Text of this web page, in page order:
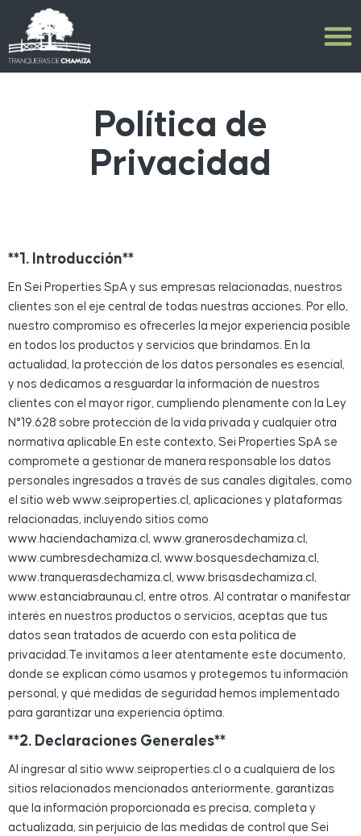
Política de
Privacidad
**1. Introducción**
En Sei Properties SpA y sus empresas relacionadas, nuestros
clientes son el eje central de todas nuestras acciones. Por ello,
nuestro compromiso es ofrecerles la mejor experiencia posible
en todos los productos y servicios que brindamos. En la
actualidad, la protección de los datos personales es esencial,
y nos dedicamos a resguardar la información de nuestros
clientes con el mayor rigor, cumpliendo plenamente con la Ley
N°19.628 sobre protección de la vida privada y cualquier otra
normativa aplicable.En este contexto, Sei Properties SpA se
compromete a gestionar de manera responsable los datos
personales ingresados a través de sus canales digitales, como
el sitio web www.seiproperties.cl, aplicaciones y plataformas
relacionadas, incluyendo sitios como
www.haciendachamiza.cl, www.granerosdechamiza.cl,
www.cumbresdechamiza.cl, www.bosquesdechamiza.cl,
www.tranquerasdechamiza.cl, www.brisasdechamiza.cl,
www.estanciabraunau.cl, entre otros. Al contratar o manifestar
interés en nuestros productos o servicios, aceptas que tus
datos sean tratados de acuerdo con esta política de
privacidad.Te invitamos a leer atentamente este documento,
donde se explican cómo usamos y protegemos tu información
personal, y qué medidas de seguridad hemos implementado
para garantizar una experiencia óptima.
**2. Declaraciones Generales**
Al ingresar al sitio www.seiproperties.cl o a cualquiera de los
sitios relacionados mencionados anteriormente, garantizas
que la información proporcionada es precisa, completa y
actualizada, sin perjuicio de las medidas de control que Sei